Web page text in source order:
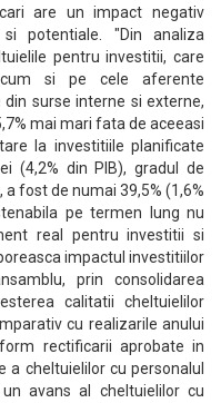
are un impact negativ
potentiale. "Din analiza
pentru investitii, care
si pe cele aferente
surse interne si externe,
mai mari fata de aceeasi
la investitiile planificate
(4,2% din PIB), gradul de
fost de numai 39,5% (1,6%
pe termen lung nu
real pentru investitii si
impactul investitiilor
prin consolidarea
calitatii cheltuielilor
cu realizarile anului
rectificarii aprobate in
cheltuielilor cu personalul
avans al cheltuielilor cu